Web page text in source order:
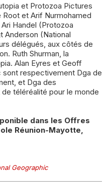
et Protozoa Pictures
Root et Arif Nurmohamed
Handel (Protozoa
Anderson (National
délégués, aux côtés de
Ruth Shurman, la
Alan Eyres et Geoff
sont respectivement Dga de
et Dga des
téléréalité pour le monde
dans les Offres
Réunion-Mayotte,
Geographic